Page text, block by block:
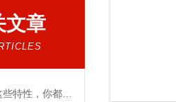
文章
交流耐压试验装置的这些特性，你都了解吗？